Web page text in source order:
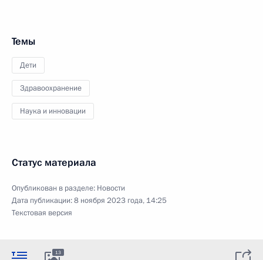
Темы
Дети
Здравоохранение
Наука и инновации
Статус материала
Опубликован в разделе: Новости
Дата публикации:8 ноября 2023 года, 14:25
Текстовая версия
13